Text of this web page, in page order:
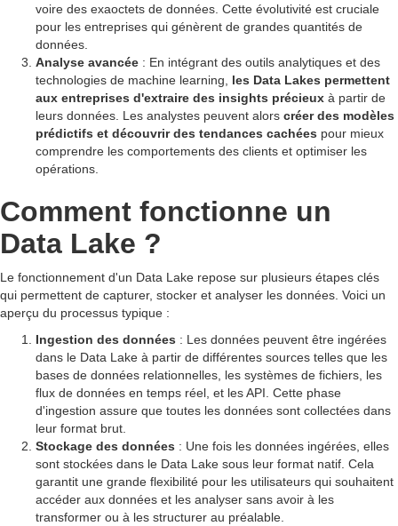
voire des exaoctets de données. Cette évolutivité est cruciale
pour les entreprises qui génèrent de grandes quantités de
données.
Analyse avancée : En intégrant des outils analytiques et des
technologies de machine learning, les Data Lakes permettent
aux entreprises d'extraire des insights précieux à partir de
leurs données. Les analystes peuvent alors créer des modèles
prédictifs et découvrir des tendances cachées pour mieux
comprendre les comportements des clients et optimiser les
opérations.
Comment fonctionne un
Data Lake ?
Le fonctionnement d'un Data Lake repose sur plusieurs étapes clés
qui permettent de capturer, stocker et analyser les données. Voici un
aperçu du processus typique :
Ingestion des données : Les données peuvent être ingérées
dans le Data Lake à partir de différentes sources telles que les
bases de données relationnelles, les systèmes de fichiers, les
flux de données en temps réel, et les API. Cette phase
d'ingestion assure que toutes les données sont collectées dans
leur format brut.
Stockage des données : Une fois les données ingérées, elles
sont stockées dans le Data Lake sous leur format natif. Cela
garantit une grande flexibilité pour les utilisateurs qui souhaitent
accéder aux données et les analyser sans avoir à les
transformer ou à les structurer au préalable.